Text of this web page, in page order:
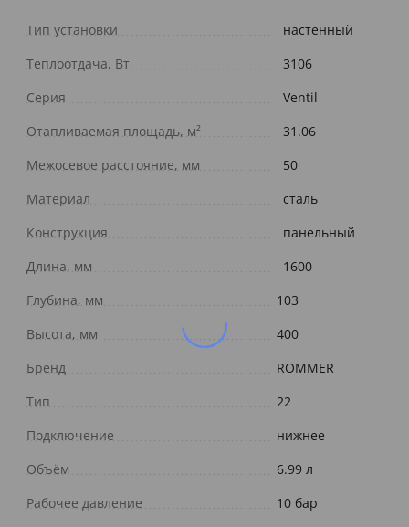
Тип установки
настенный
Теплоотдача, Вт
3106
Серия
Ventil
Отапливаемая площадь, м²
31.06
Межосевое расстояние, мм
50
Материал
сталь
Конструкция
панельный
Длина, мм
1600
Глубина, мм
103
Высота, мм
400
Бренд
ROMMER
Тип
22
Подключение
нижнее
Объём
6.99 л
Рабочее давление
10 бар